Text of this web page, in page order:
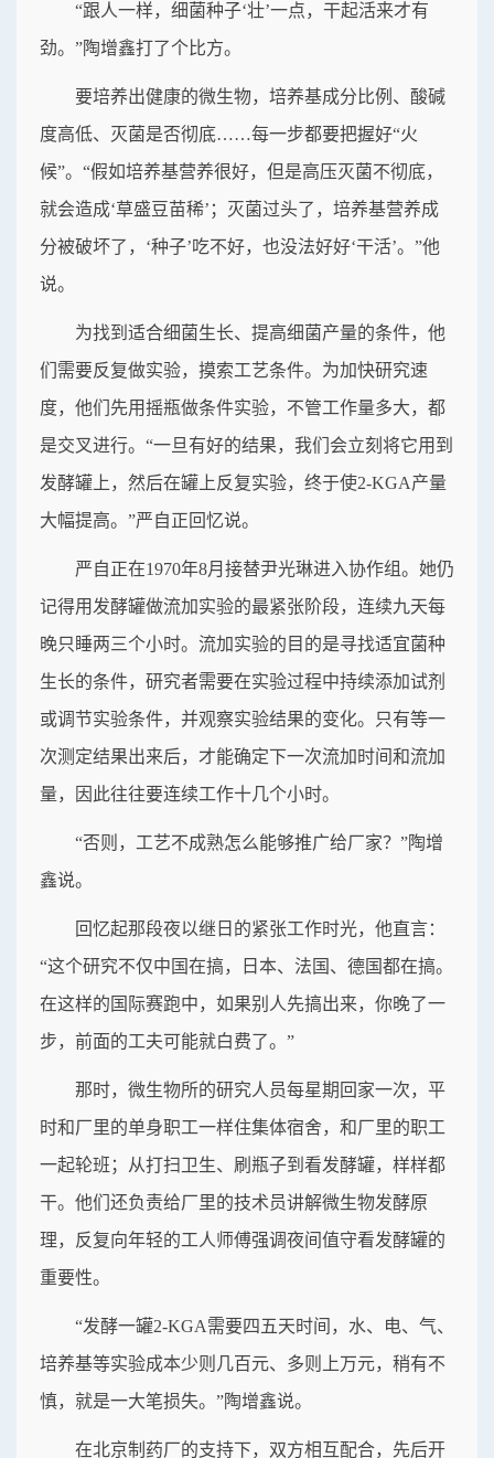
“跟人一样，细菌种子‘壮’一点，干起活来才有
劲。”陶增鑫打了个比方。
要培养出健康的微生物，培养基成分比例、酸碱
度高低、灭菌是否彻底……每一步都要把握好“火
候”。“假如培养基营养很好，但是高压灭菌不彻底，
就会造成‘草盛豆苗稀’；灭菌过头了，培养基营养成
分被破坏了，‘种子’吃不好，也没法好好‘干活’。”他
说。
为找到适合细菌生长、提高细菌产量的条件，他
们需要反复做实验，摸索工艺条件。为加快研究速
度，他们先用摇瓶做条件实验，不管工作量多大，都
是交叉进行。“一旦有好的结果，我们会立刻将它用到
发酵罐上，然后在罐上反复实验，终于使2-KGA产量
大幅提高。”严自正回忆说。
严自正在1970年8月接替尹光琳进入协作组。她仍
记得用发酵罐做流加实验的最紧张阶段，连续九天每
晚只睡两三个小时。流加实验的目的是寻找适宜菌种
生长的条件，研究者需要在实验过程中持续添加试剂
或调节实验条件，并观察实验结果的变化。只有等一
次测定结果出来后，才能确定下一次流加时间和流加
量，因此往往要连续工作十几个小时。
“否则，工艺不成熟怎么能够推广给厂家？”陶增
鑫说。
回忆起那段夜以继日的紧张工作时光，他直言：
“这个研究不仅中国在搞，日本、法国、德国都在搞。
在这样的国际赛跑中，如果别人先搞出来，你晚了一
步，前面的工夫可能就白费了。”
那时，微生物所的研究人员每星期回家一次，平
时和厂里的单身职工一样住集体宿舍，和厂里的职工
一起轮班；从打扫卫生、刷瓶子到看发酵罐，样样都
干。他们还负责给厂里的技术员讲解微生物发酵原
理，反复向年轻的工人师傅强调夜间值守看发酵罐的
重要性。
“发酵一罐2-KGA需要四五天时间，水、电、气、
培养基等实验成本少则几百元、多则上万元，稍有不
慎，就是一大笔损失。”陶增鑫说。
在北京制药厂的支持下，双方相互配合，先后开